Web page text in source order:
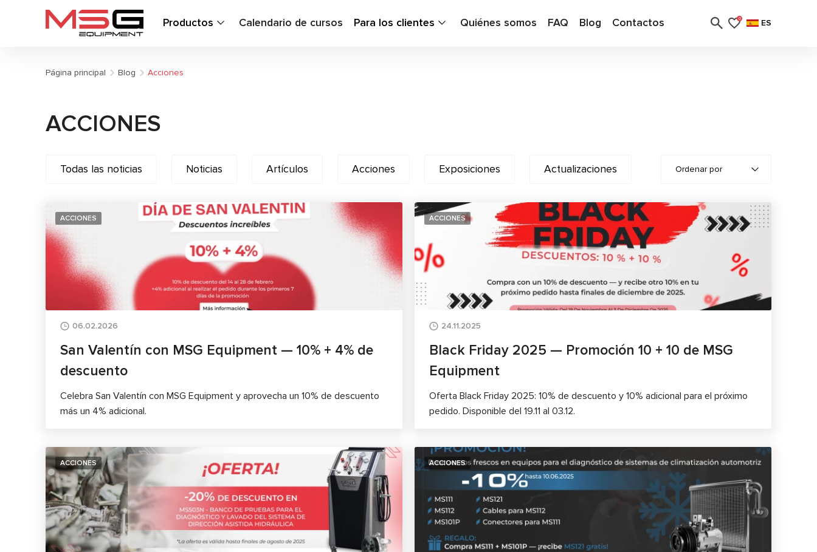
Productos Calendario de cursos Para los clientes Quiénes somos FAQ Blog Contactos 0 ES
Página principal Blog Acciones
ACCIONES
Todas las noticias Noticias Artículos Acciones Exposiciones Actualizaciones Ordenar por
ACCIONES
06.02.2026
San Valentín con MSG Equipment — 10% + 4% de
descuento
Celebra San Valentín con MSG Equipment y aprovecha un 10% de descuento
más un 4% adicional.
ACCIONES
24.11.2025
Black Friday 2025 — Promoción 10 + 10 de MSG
Equipment
Oferta Black Friday 2025: 10% de descuento y 10% adicional para el próximo
pedido. Disponible del 19.11 al 03.12.
ACCIONES ACCIONES